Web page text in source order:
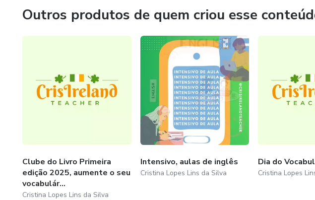
E aquilo que eu puder fazer para que você alcance seu
Eu quero te ajudar, mas você tem que querer ser
Vem comigo nessa jornada?
@crisirelandteacher
você conhece o meu trabalho e verifica se o intensivo
Outros produtos de quem criou esse
Clube do Livro Primeira
edição 2025, aumente o seu
vocabulár...
Cristina Lopes Lins da Silva
Intensivo, aulas de inglês
Cristina Lopes Lins da Silva
Dia do
Cristina Lopes